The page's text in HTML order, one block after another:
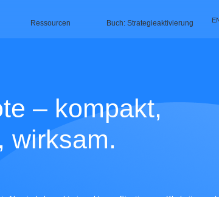
Ressourcen Buch: Strategieaktivierung
– kompakt,
wirksam.